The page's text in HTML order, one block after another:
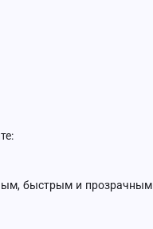
быстрым и прозрачным